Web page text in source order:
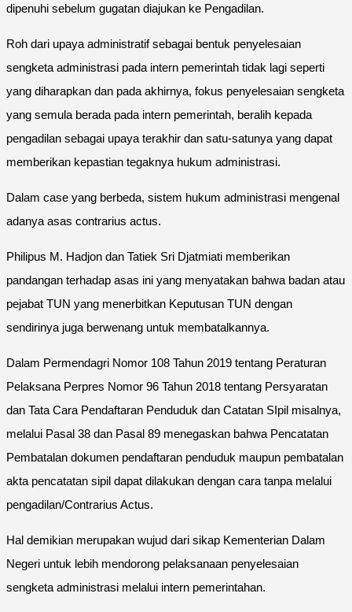
dipenuhi sebelum gugatan diajukan ke Pengadilan.
Roh dari upaya administratif sebagai bentuk penyelesaian
sengketa administrasi pada intern pemerintah tidak lagi seperti
yang diharapkan dan pada akhirnya, fokus penyelesaian sengketa
yang semula berada pada intern pemerintah, beralih kepada
pengadilan sebagai upaya terakhir dan satu-satunya yang dapat
memberikan kepastian tegaknya hukum administrasi.
Dalam case yang berbeda, sistem hukum administrasi mengenal
adanya asas contrarius actus.
Philipus M. Hadjon dan Tatiek Sri Djatmiati memberikan
pandangan terhadap asas ini yang menyatakan bahwa badan atau
pejabat TUN yang menerbitkan Keputusan TUN dengan
sendirinya juga berwenang untuk membatalkannya.
Dalam Permendagri Nomor 108 Tahun 2019 tentang Peraturan
Pelaksana Perpres Nomor 96 Tahun 2018 tentang Persyaratan
dan Tata Cara Pendaftaran Penduduk dan Catatan SIpil misalnya,
melalui Pasal 38 dan Pasal 89 menegaskan bahwa Pencatatan
Pembatalan dokumen pendaftaran penduduk maupun pembatalan
akta pencatatan sipil dapat dilakukan dengan cara tanpa melalui
pengadilan/Contrarius Actus.
Hal demikian merupakan wujud dari sikap Kementerian Dalam
Negeri untuk lebih mendorong pelaksanaan penyelesaian
sengketa administrasi melalui intern pemerintahan.